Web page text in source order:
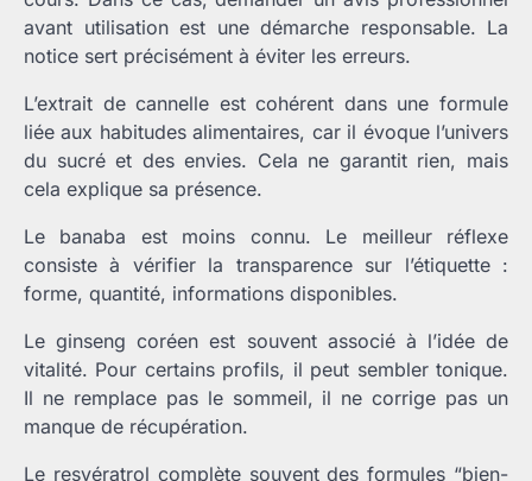
avant utilisation est une démarche responsable. La
notice sert précisément à éviter les erreurs.
L’extrait de cannelle est cohérent dans une formule
liée aux habitudes alimentaires, car il évoque l’univers
du sucré et des envies. Cela ne garantit rien, mais
cela explique sa présence.
Le banaba est moins connu. Le meilleur réflexe
consiste à vérifier la transparence sur l’étiquette :
forme, quantité, informations disponibles.
Le ginseng coréen est souvent associé à l’idée de
vitalité. Pour certains profils, il peut sembler tonique.
Il ne remplace pas le sommeil, il ne corrige pas un
manque de récupération.
Le resvératrol complète souvent des formules “bien-